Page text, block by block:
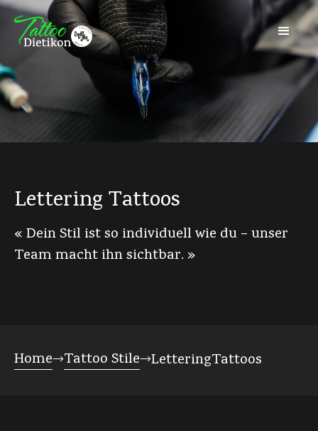
Lettering Tattoos
« Dein Stil ist so individuell wie du – unser
Team macht ihn sichtbar. »
Home Tattoo Stile LetteringTattoos